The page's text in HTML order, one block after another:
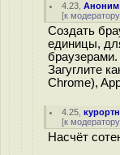
4.23 ,Аноним
[к модератору
Создать
единицы,
браузерами.
Загуглите
Chrome),
4.25 ,
[к модератору
Насчёт